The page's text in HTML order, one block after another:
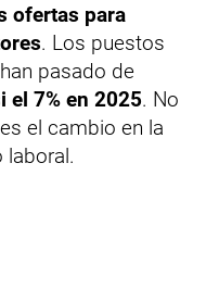
ofertas para
. Los puestos
pasado de
el 7% en 2025. No
el cambio en la
laboral.